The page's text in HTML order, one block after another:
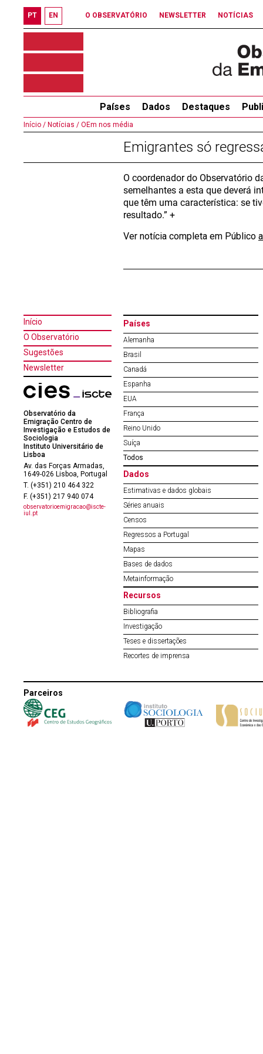
PT EN O OBSERVATÓRIO NEWSLETTER NOTÍCIAS
Países Dados Destaques
Início / Notícias / OEm nos média
Emigrantes só
O coordenador do Observatório
semelhantes a esta que deverá
que têm uma característica: se
resultado.” +
Ver notícia completa em Público
Início
O Observatório
Sugestões
Newsletter
Observatório da
Emigração Centro de
Investigação e Estudos de
Sociologia
Instituto Universitário de
Lisboa
Av. das Forças Armadas,
1649-026 Lisboa, Portugal
T. (+351) 210 464 322
F. (+351) 217 940 074
observatorioemigracao@iscte-
iul.pt
Países
Alemanha
Brasil
Canadá
Espanha
EUA
França
Reino Unido
Suíça
Todos
Dados
Estimativas e dados globais
Séries anuais
Censos
Regressos a Portugal
Mapas
Bases de dados
Metainformação
Recursos
Bibliografia
Investigação
Teses e dissertações
Recortes de imprensa
Parceiros